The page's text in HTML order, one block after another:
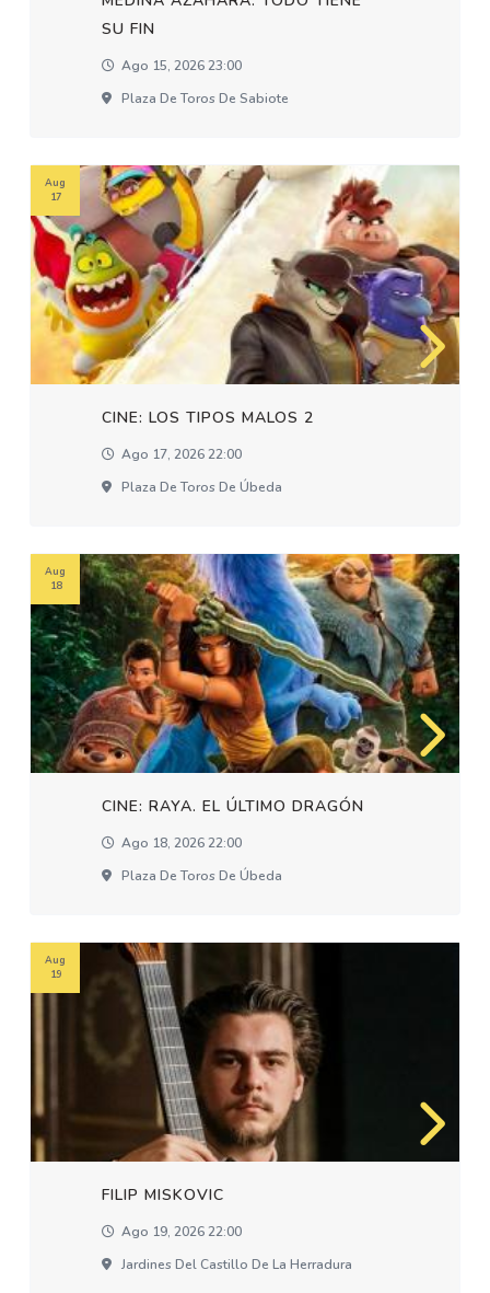
SU FIN
Ago 15, 2026 23:00
Plaza De Toros De Sabiote
CINE: LOS TIPOS MALOS 2
Ago 17, 2026 22:00
Plaza De Toros De Úbeda
Aug
17
CINE: RAYA. EL ÚLTIMO DRAGÓN
Ago 18, 2026 22:00
Plaza De Toros De Úbeda
Aug
18
FILIP MISKOVIC
Ago 19, 2026 22:00
Jardines Del Castillo De La Herradura
Aug
19